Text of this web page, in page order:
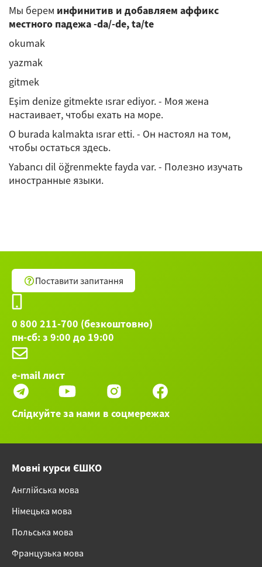
Мы берем инфинитив и добавляем аффикс
местного падежа -da/-de, ta/te
okumak
yazmak
gitmek
Eşim denize gitmekte ısrar ediyor. - Моя жена
настаивает, чтобы ехать на море.
O burada kalmakta ısrar etti. - Он настоял на том,
чтобы остаться здесь.
Yabancı dil öğrenmekte fayda var. - Полезно изучать
иностранные языки.
Поставити запитання
0 800 211-700 (безкоштовно)
пн-сб: з 9:00 до 19:00
e-mail лист
Слідкуйте за нами в соцмережах
Мовні курси ЄШКО
Англійська мова
Німецька мова
Польська мова
Французька мова